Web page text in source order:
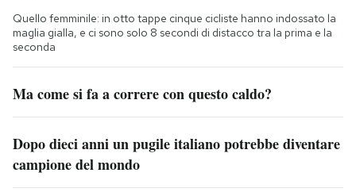
Quello femminile: in otto tappe cinque cicliste hanno indossato la
maglia gialla, e ci sono solo 8 secondi di distacco tra la prima e la
seconda
Ma come si fa a correre con questo caldo?
Dopo dieci anni un pugile italiano potrebbe diventare
campione del mondo